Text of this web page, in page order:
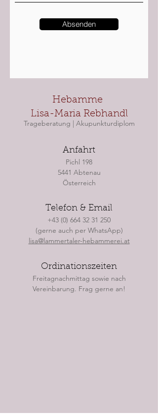
Absenden
Hebamme
Lisa-Maria Rebhandl
Trageberatung | Akupunkturdiplom
Anfahrt
Pichl 198
5441 Abtenau
Österreich
Telefon & Email
+43 (0) 664 32 31 250
(gerne auch per WhatsApp)
lisa@lammertaler-hebammerei.at
Ordinationszeiten
Freitagnachmittag sowie nach
Vereinbarung. Frag gerne an!